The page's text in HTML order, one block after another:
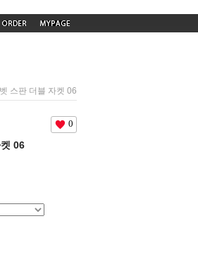
스판 더블 자켓 06
0
06